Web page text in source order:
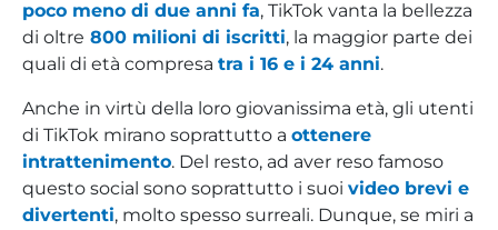
poco meno di due anni fa, TikTok vanta la bellezza
di oltre 800 milioni di iscritti, la maggior parte dei
quali di età compresa tra i 16 e i 24 anni.
Anche in virtù della loro giovanissima età, gli utenti
di TikTok mirano soprattutto a ottenere
intrattenimento. Del resto, ad aver reso famoso
questo social sono soprattutto i suoi video brevi e
divertenti, molto spesso surreali. Dunque, se miri a